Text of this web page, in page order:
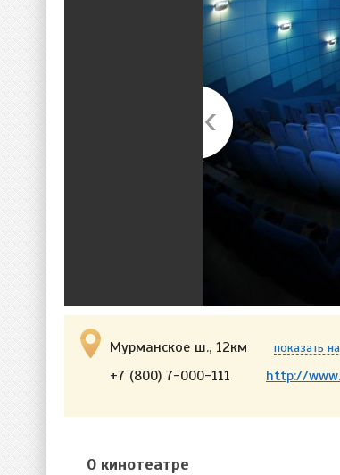
Мурманское ш., 12км показать
+7 (800) 7-000-111 http://
О кинотеатре